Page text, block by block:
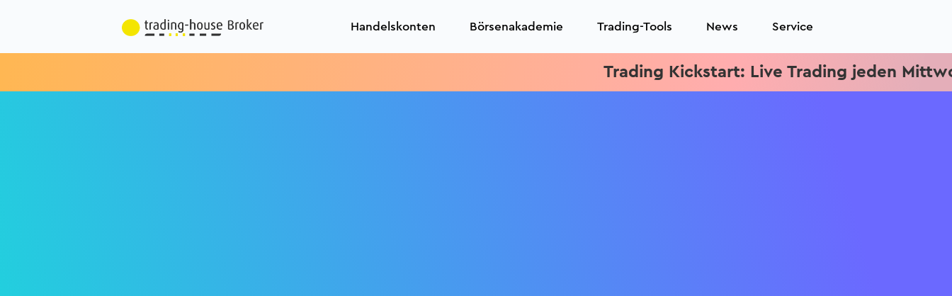
Handelskonten Börsenakademie Trading-Tools News Service
Trading Kickstart: Live Trading jeden Mittwoch um 15.15 Uhr &